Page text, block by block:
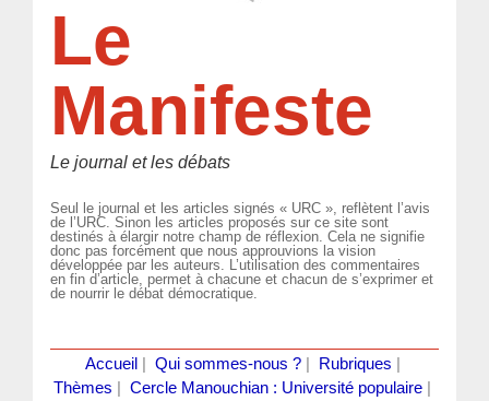
Le
Manifeste
Le journal et les débats
Seul le journal et les articles signés « URC », reflètent l’avis
de l’URC. Sinon les articles proposés sur ce site sont
destinés à élargir notre champ de réflexion. Cela ne signifie
donc pas forcément que nous approuvions la vision
développée par les auteurs. L’utilisation des commentaires
en fin d’article, permet à chacune et chacun de s’exprimer et
de nourrir le débat démocratique.
Accueil Qui sommes-nous ?| Rubriques
Thèmes
Cercle Manouchian : Université populaire